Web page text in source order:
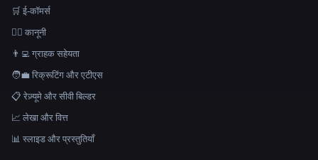
🛒 ई-कॉमर्स
👩‍⚖️ कानूनी
👨‍💻 ग्राहक सहेयता
🧑‍💼 रिक्रूटिंग और एटीएस
📋 रेज़्यूमे और सीवी बिल्डर
📈 लेखा और वित्त
📊 स्लाइड और प्रस्तुतियाँ